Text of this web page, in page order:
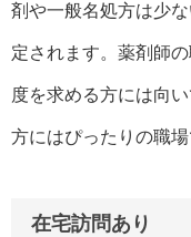
剤や一般名処方は少
定されます。薬剤師
度を求める方には向
方にはぴったりの職場
在宅訪問あり